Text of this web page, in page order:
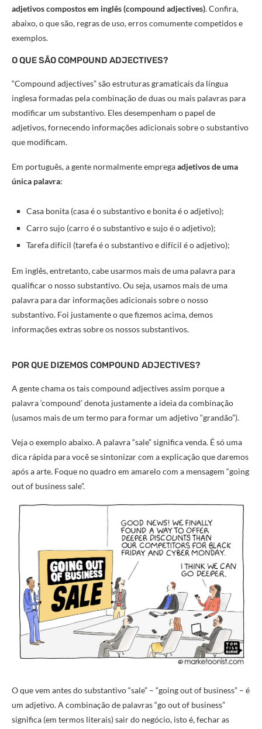
adjetivos compostos em inglês (compound adjectives). Confira,
abaixo, o que são, regras de uso, erros comumente competidos e
exemplos.
O QUE SÃO COMPOUND ADJECTIVES?
“Compound adjectives” são estruturas gramaticais da língua
inglesa formadas pela combinação de duas ou mais palavras para
modificar um substantivo. Eles desempenham o papel de
adjetivos, fornecendo informações adicionais sobre o substantivo
que modificam.
Em português, a gente normalmente empregaadjetivos de uma
única palavra:
Casa bonita (casa é o substantivo e bonita é o adjetivo);
Carro sujo (carro é o substantivo e sujo é o adjetivo);
Tarefa difícil (tarefa é o substantivo e difícil é o adjetivo);
Em inglês, entretanto, cabe usarmos mais de uma palavra para
qualificar o nosso substantivo. Ou seja, usamos mais de uma
palavra para dar informações adicionais sobre o nosso
substantivo. Foi justamente o que fizemos acima, demos
informações extras sobre os nossos substantivos.
POR QUE DIZEMOS COMPOUND ADJECTIVES?
A gente chama os tais compound adjectives assim porque a
palavra ‘compound’ denota justamente a ideia da combinação
(usamos mais de um termo para formar um adjetivo “grandão”).
Veja o exemplo abaixo. A palavra “sale” significa venda. É só uma
dica rápida para você se sintonizar com a explicação que daremos
após a arte. Foque no quadro em amarelo com a mensagem “going
out of business sale”.
O que vem antes do substantivo “sale” – “going out of business” – é
um adjetivo. A combinação de palavras “go out of business”
significa (em termos literais) sair do negócio, isto é, fechar as